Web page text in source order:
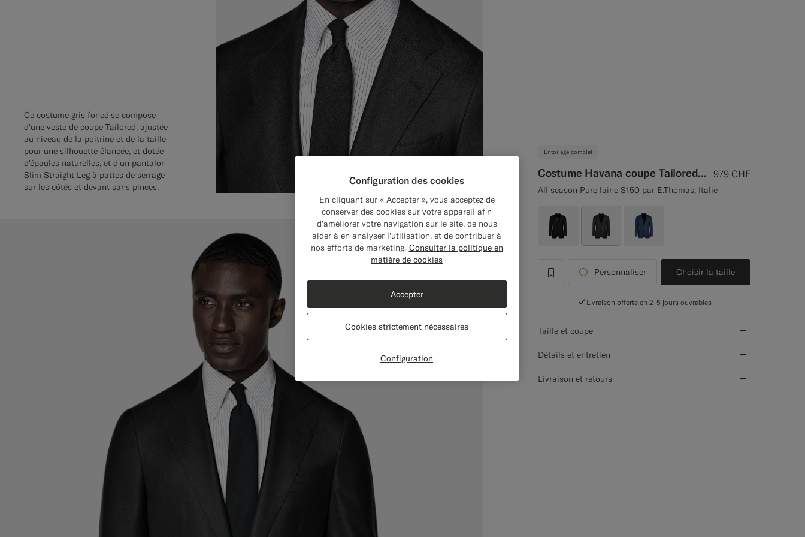
Entoilage complet
Costume Havana coupe Tailored gris foncé 979 CHF
All season Pure laine S150 par E.Thomas, Italie
label.header.wishlist
Personnaliser Choisir la taille
Livraison offerte en 2-5 jours ouvrables
Taille et coupe
Détails et entretien
Livraison et retours
Ce costume gris foncé se compose
d'une veste de coupe Tailored, ajustée
au niveau de la poitrine et de la taille
pour une silhouette élancée, et dotée
d'épaules naturelles, et d'un pantalon
Slim Straight Leg à pattes de serrage
sur les côtés et devant sans pinces.
Configuration des cookies
En cliquant sur « Accepter », vous acceptez de
conserver des cookies sur votre appareil afin
d'améliorer votre navigation sur le site, de nous
aider à en analyser l'utilisation, et de contribuer à
nos efforts de marketing. Consulter la politique en
matière de cookies
Configuration
Cookies strictement nécessaires
Accepter